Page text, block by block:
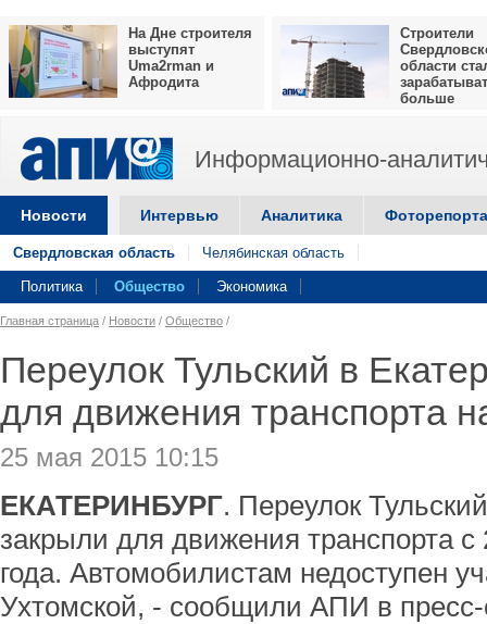
На Дне строителя
выступят
Uma2rman и
Афродита
Строители
области
больше
Информационно-
Новости Интервью Аналитика
Свердловская область Челябинская область
Политика Общество Экономика
Главная страница / Новости / Общество /
Переулок Тульский в
для движения транспорта
25 мая 2015 10:15
ЕКАТЕРИНБУРГ. Переулок
закрыли для движения транспорта
года. Автомобилистам недоступен
Ухтомской, - сообщили АПИ в